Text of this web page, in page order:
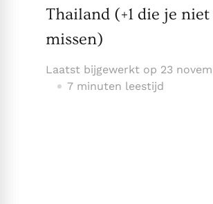
Thailand (+1 die je niet
missen)
Laatst bijgewerkt op 23
7 minuten leestijd